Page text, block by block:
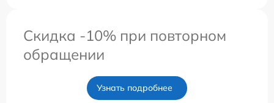
Скидка -10% при повторном
обращении
Узнать подробнее